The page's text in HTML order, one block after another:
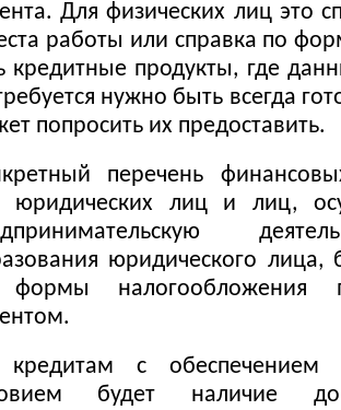
Для физических лиц это
работы или справка по
кредитные продукты, где
нужно быть всегда
попросить их предоставить.
перечень
юридических лиц и лиц,
юридического лица,
налогообложения
с обеспечением
будет наличие